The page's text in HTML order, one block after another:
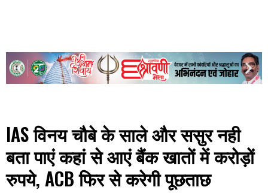
IAS विनय चौबे के साले और ससुर नही
बता पाएं कहां से आएं बैंक खातों में करोड़ों
रुपये, ACB फिर से करेगी पूछताछ